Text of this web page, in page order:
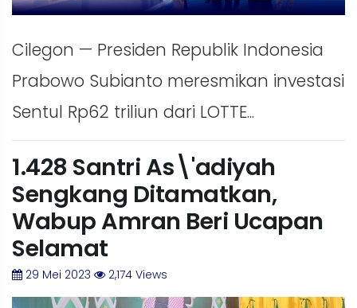
Cilegon — Presiden Republik Indonesia
Prabowo Subianto meresmikan investasi
Sentul Rp62 triliun dari LOTTE...
1.428 Santri As\'adiyah
Sengkang Ditamatkan,
Wabup Amran Beri Ucapan
Selamat
29 Mei 2023 2,174 Views